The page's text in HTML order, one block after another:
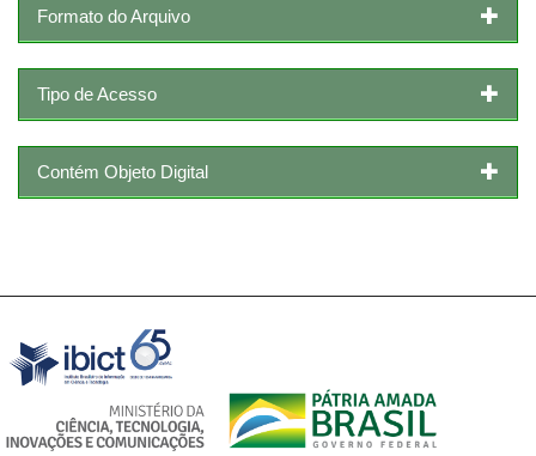
Formato do Arquivo
Tipo de Acesso
Contém Objeto Digital